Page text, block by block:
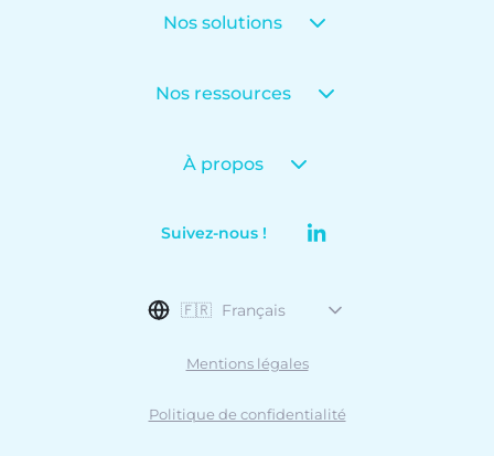
Nos solutions
Nos ressources
À propos
Suivez-nous !
🇫🇷 Français
Mentions légales
Politique de confidentialité